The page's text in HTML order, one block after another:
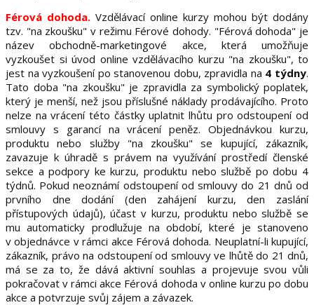
Férová dohoda. Vzdělávací online kurzy mohou být dodány
tzv. "na zkoušku" v režimu Férové dohody. "Férová dohoda" je
název obchodně-marketingové akce, která umožňuje
vyzkoušet si úvod online vzdělávacího kurzu "na zkoušku", to
jest na vyzkoušení po stanovenou dobu, zpravidla na 4 týdny.
Tato doba "na zkoušku" je zpravidla za symbolický poplatek,
který je menší, než jsou příslušné náklady prodávajícího. Proto
nelze na vrácení této částky uplatnit lhůtu pro odstoupení od
smlouvy s garancí na vrácení peněz. Objednávkou kurzu,
produktu nebo služby "na zkoušku" se kupující, zákazník,
zavazuje k úhradě s právem na využívání prostředí členské
sekce a podpory ke kurzu, produktu nebo službě po dobu 4
týdnů. Pokud neoznámí odstoupení od smlouvy do 21 dnů od
prvního dne dodání (den zahájení kurzu, den zaslání
přístupových údajů), účast v kurzu, produktu nebo službě se
mu automaticky prodlužuje na období, které je stanoveno
v objednávce v rámci akce Férová dohoda. Neuplatní-li kupující,
zákazník, právo na odstoupení od smlouvy ve lhůtě do 21 dnů,
má se za to, že dává aktivní souhlas a projevuje svou vůli
pokračovat v rámci akce Férová dohoda v online kurzu po dobu
akce a potvrzuje svůj zájem a závazek.